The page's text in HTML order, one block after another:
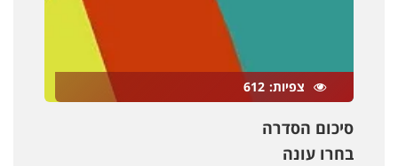
צפיות 612
סיכום הסדרה
בחרו עונה